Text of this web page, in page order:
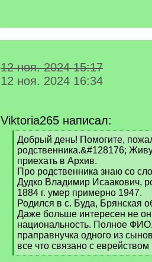
12 ноя. 2024 15:17
12 ноя. 2024 16:34
Viktoria265 написал:
[
q
]
Добрый день! Помогите,
родственника.&#128176;
приехать в Архив.
Про родственника знаю со
Дудко Владимир Исаакович,
1884 г. умер примерно 1947.
Родился в с. Буда, Брянская
Даже больше интересен не
национальность. Полное
праправнучка одного из
все что связано с еврейством
[